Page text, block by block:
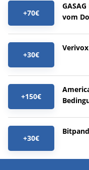
+70€
GASAG
vom
+30€
+150€
+30€